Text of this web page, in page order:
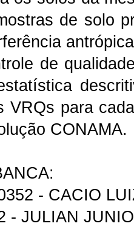
de solo
de
VRQs para
CONAMA.
- CACIO
- JULIAN